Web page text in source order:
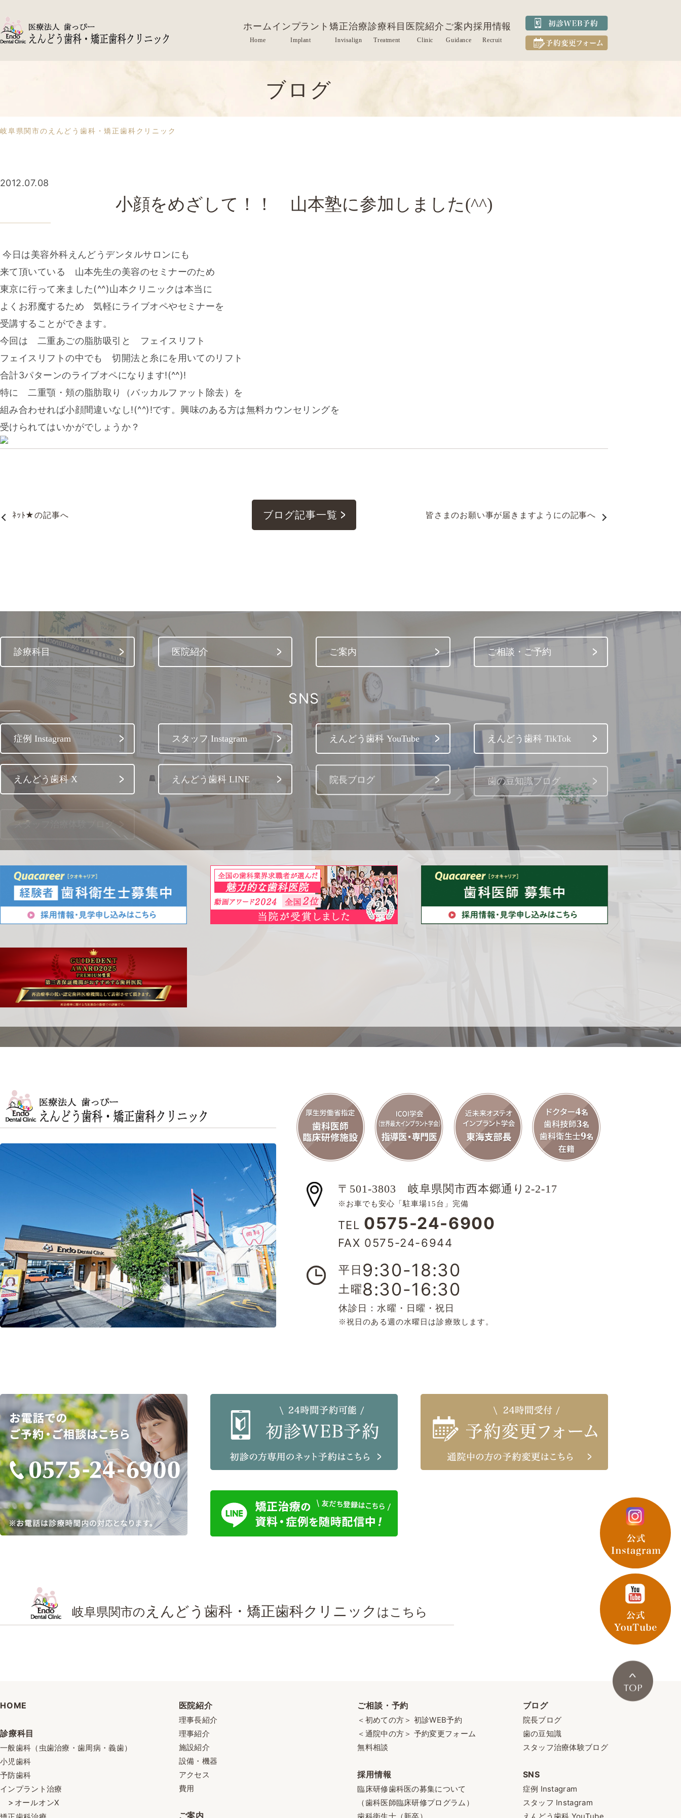
ホーム インプラント矯正治療診療科目 医院紹介 ご案内採用情報
ブログ
岐阜県関市のえんどう歯科・矯正歯科クリニック
小顔をめざして！！ 山本塾に参加しました(^^)
2012.07.08
今日は美容外科えんどうデンタルサロンにも
来て頂いている 山本先生の美容のセミナーのため
東京に行って来ました(^^)山本クリニックは本当に
よくお邪魔するため 気軽にライブオペやセミナーを
受講することができます。
今回は 二重あごの脂肪吸引と フェイスリフト
フェイスリフトの中でも 切開法と糸にを用いてのリフト
合計3パターンのライブオペになります!(^^)!
特に 二重顎・頬の脂肪取り（バッカルファット除去）を
組み合わせれば小顔間違いなし!(^^)!です。興味のある方は無料カウンセリングを
受けられてはいかがでしょうか？
ﾈｯﾄ★の記事へ ブログ記事一覧 皆さまのお願い事が届きますようにの記事へ
診療科目 医院紹介 ご案内 ご相談・ご予約
SNS
症例 Instagram スタッフ Instagram えんどう歯科 YouTube えんどう歯科 TikTok
えんどう歯科 X えんどう歯科 LINE 院長ブログ 歯の豆知識ブログ
スタッフ治療体験ブログ
〒501-3803 岐阜県関市西本郷通り2-2-17
※お車でも安心「駐車場15台」完備
TEL 0575-24-6900
FAX 0575-24-6944
平日 9:30-18:30
土曜8:30-16:30
休診日：水曜・日曜・祝日
※祝日のある週の水曜日は診療致します。
岐阜県関市の えんどう歯科・矯正歯科クリニック はこちら
HOME
診療科目
一般歯科（虫歯治療・歯周病・義歯）
小児歯科
予防歯科
インプラント治療
オールオンX
医院紹介
理事長紹介
理事紹介
施設紹介
設備・機器
アクセス
費用
ご案内
ご相談・予約
＜初めての方＞ 初診WEB予約
＜通院中の方＞ 予約変更フォーム
無料相談
採用情報
臨床研修歯科医の募集について
（歯科医師臨床研修プログラム）
歯科衛生士（新卒）
ブログ
院長ブログ
歯の豆知識
スタッフ治療体験ブログ
SNS
症例 Instagram
スタッフ Instagram
えんどう歯科 YouTube